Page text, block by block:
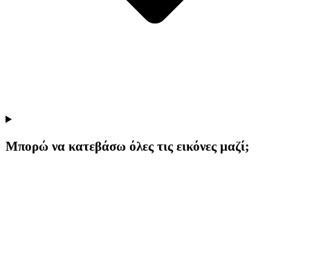
Μπορώ να κατεβάσω όλες τις εικόνες μαζί;